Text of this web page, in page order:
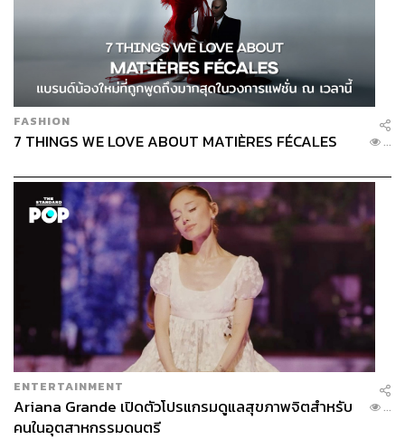
FASHION
7 THINGS WE LOVE ABOUT MATIÈRES FÉCALES ...
ENTERTAINMENT
Ariana Grande เปิดตัวโปรแกรมดูแลสุขภาพจิตสำหรับ
คนในอุตสาหกรรมดนตรี
...